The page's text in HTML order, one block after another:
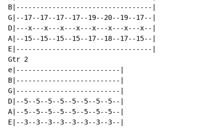
B|----------------------------------|
G|--17--17--17--17--19--20--19--17--|
D|---x---x---x---x---x---x---x---x--|
A|--15--15--15--15--17--18--17--15--|
E|----------------------------------|
Gtr 2
e|--------------------------|
B|--------------------------|
G|--------------------------|
D|--5--5--5--5--5--5--5--5--|
A|--5--5--5--5--5--5--5--5--|
E|--3--3--3--3--3--3--3--3--|